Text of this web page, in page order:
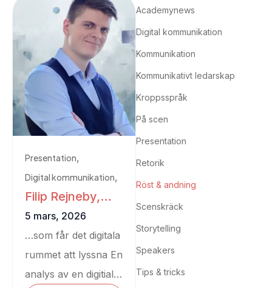
Presentation,
Digital kommunikation,
Retorik, Röst & andning
Speakers
Filip Rejneby,
den icke
stammande
retorikern…
5 mars, 2026
…som får det digitala
rummet att lyssna En
analys av en digitial
Academynews
Digital kommunikation
Kommunikation
Kommunikativt ledarskap
Kroppsspråk
På scen
Presentation
Retorik
Röst & andning
Scenskräck
Storytelling
Speakers
Tips & tricks